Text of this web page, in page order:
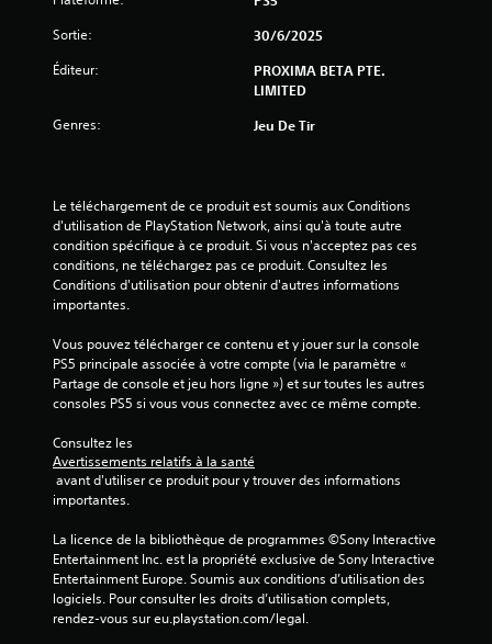
0
2
v
i
)
Sortie: 30/6/2025
Éditeur:
PROXIMA BETA PTE.
LIMITED
Genres: Jeu De Tir
Le téléchargement de ce produit est soumis aux Conditions
d'utilisation de PlayStation Network, ainsi qu'à toute autre
condition spécifique à ce produit. Si vous n'acceptez pas ces
conditions, ne téléchargez pas ce produit. Consultez les
Conditions d'utilisation pour obtenir d'autres informations
importantes.
Vous pouvez télécharger ce contenu et y jouer sur la console
PS5 principale associée à votre compte (via le paramètre «
Partage de console et jeu hors ligne ») et sur toutes les autres
consoles PS5 si vous vous connectez avec ce même compte.
Consultez les
Avertissements relatifs à la santé
importantes.
La licence de la bibliothèque de programmes ©Sony Interactive
Entertainment Inc. est la propriété exclusive de Sony Interactive
Entertainment Europe. Soumis aux conditions d’utilisation des
logiciels. Pour consulter les droits d’utilisation complets,
rendez-vous sur eu.playstation.com/legal.